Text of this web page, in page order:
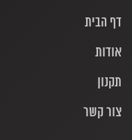
דף הבית
אודות
תקנון
צור קשר